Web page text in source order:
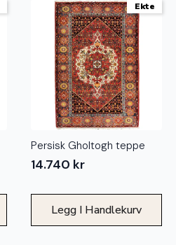
Ekte
Persisk Gholtogh teppe
14.740 kr
Legg I Handlekurv